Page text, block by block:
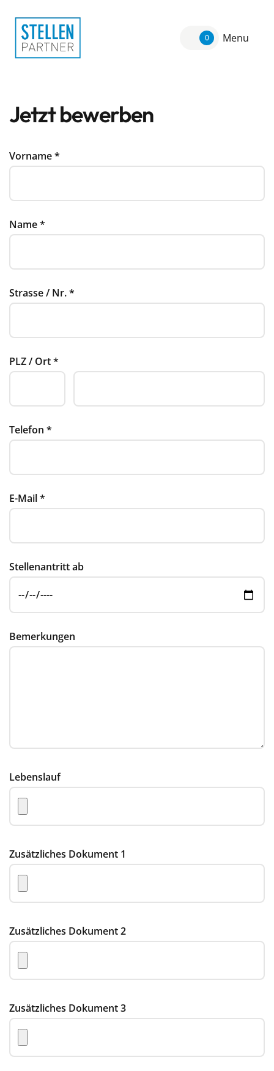
0 Menu
Jetzt bewerben
Vorname*
Name*
Strasse / Nr.*
PLZ / Ort*
Telefon *
E-Mail*
Stellenantritt ab
Bemerkungen
Lebenslauf
Zusätzliches Dokument 1
Zusätzliches Dokument 2
Zusätzliches Dokument 3